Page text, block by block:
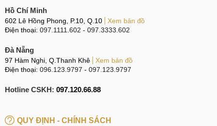
Thay màn hình linh kiện
Dấu hiệu và nguyên nhân
Những thông tin quan trọng tiếp theo mà MobileCity muốn
nhân khiến cho màn hình trên thiết bị iPad Pro 11 inch M2
Dấu hiệu cần thay màn hình iPad Pro 11 inch M2
Hồ Chí Minh
602 Lê Hồng Phong, P.10, Q.10
Xem bản đồ
Điện thoại: 097.1111.602 - 097.3333.602
Đà Nẵng
97 Hàm Nghi, Q.Thanh Khê
Xem bản đồ
Điện thoại: 096.123.9797 - 097.123.9797
Hotline CSKH: 097.120.66.88
QUY ĐỊNH - CHÍNH SÁCH